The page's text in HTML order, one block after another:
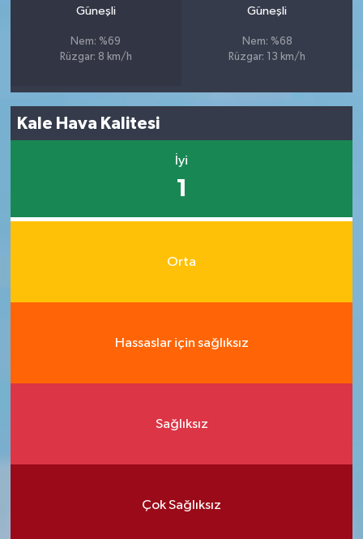
Güneşli
Nem: %69
Rüzgar: 8 km/h
Güneşli
Nem: %68
Rüzgar: 13 km/h
Kale Hava Kalitesi
İyi
1
Orta
Hassaslar için sağlıksız
Sağlıksız
Çok Sağlıksız